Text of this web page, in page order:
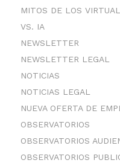
MITOS DE LOS
VS. IA
NEWSLETTER
NEWSLETTER LEGAL
NOTICIAS
NOTICIAS LEGAL
NUEVA OFERTA DE
OBSERVATORIOS
OBSERVATORIOS
OBSERVATORIOS